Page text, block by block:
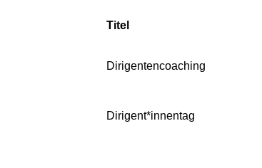
Titel
Dirigentencoaching
Dirigent*innentag